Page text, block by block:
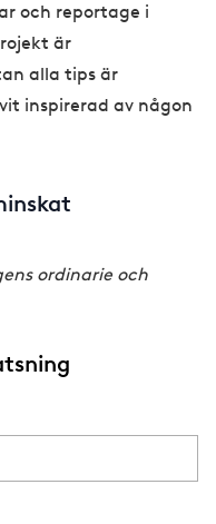
och reportage i
är
alla tips är
inspirerad av någon
ordinarie och